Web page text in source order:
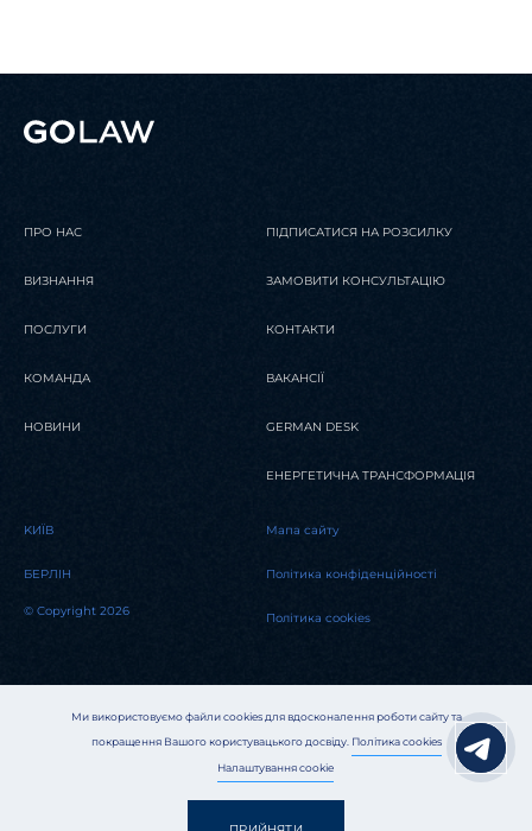
Ми використовуємо файли cookies для вдосконалення роботи сайту та
покращення Вашого користувацького досвіду. Політика cookies
Налаштування cookie
ПРО НАС
ВИЗНАННЯ
ПОСЛУГИ
КОМАНДА
НОВИНИ
ПІДПИСАТИСЯ НА РОЗСИЛКУ
ЗАМОВИТИ КОНСУЛЬТАЦІЮ
КОНТАКТИ
ВАКАНСІЇ
GERMAN DESK
ЕНЕРГЕТИЧНА ТРАНСФОРМАЦІЯ
KИЇВ
БЕРЛІН
© Copyright 2026
Мапа сайту
Політика конфіденційності
Політика cookies